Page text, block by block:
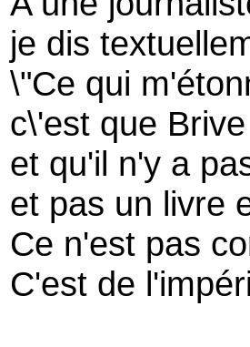
je dis
\"Ce qui
c\'est que
et qu'il n'y a
et pas un livre
Ce n'est pas
C'est de